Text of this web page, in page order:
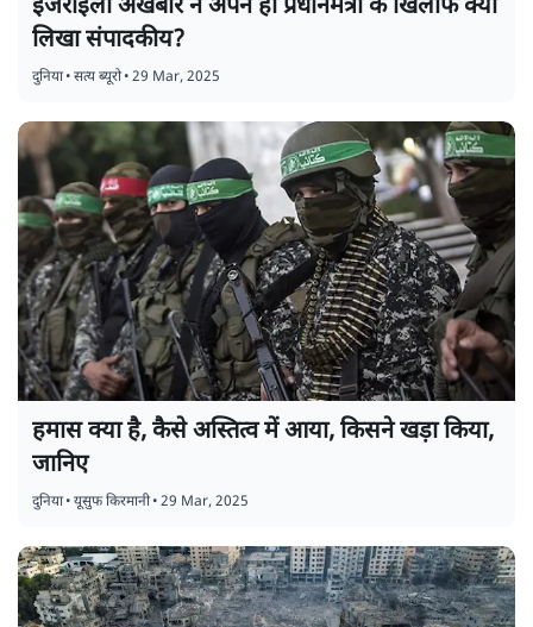
इजराइली अखबार ने अपने ही प्रधानमंत्री के खिलाफ क्यों
लिखा संपादकीय?
दुनिया•सत्य ब्यूरो•29 Mar, 2025
हमास क्या है, कैसे अस्तित्व में आया, किसने खड़ा किया,
जानिए
दुनिया•यूसुफ किरमानी•29 Mar, 2025